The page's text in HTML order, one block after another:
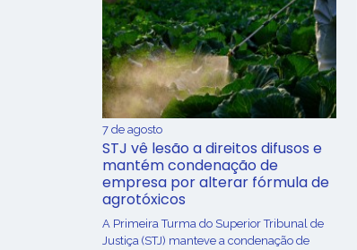
7 de agosto
STJ vê lesão a direitos difusos e
mantém condenação de
empresa por alterar fórmula de
agrotóxicos
​A Primeira Turma do Superior Tribunal de
Justiça (STJ) manteve a condenação de